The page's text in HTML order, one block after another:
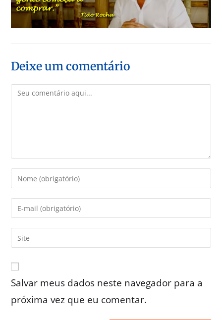
Deixe um comentário
Salvar meus dados neste navegador para a
próxima vez que eu comentar.